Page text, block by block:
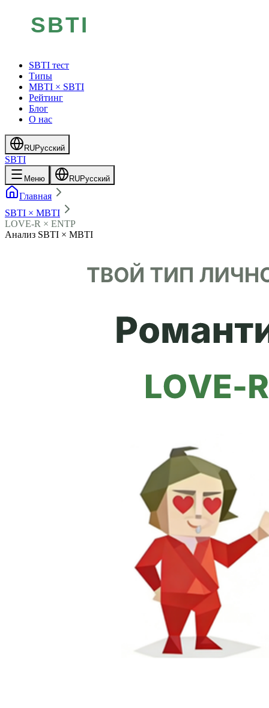
SBTI тест
Типы
MBTI × SBTI
Рейтинг
Блог
О нас
RUРусский
SBTI
Меню RUРусский
Главная
SBTI × MBTI
LOVE-R × ENTP
Анализ SBTI × MBTI